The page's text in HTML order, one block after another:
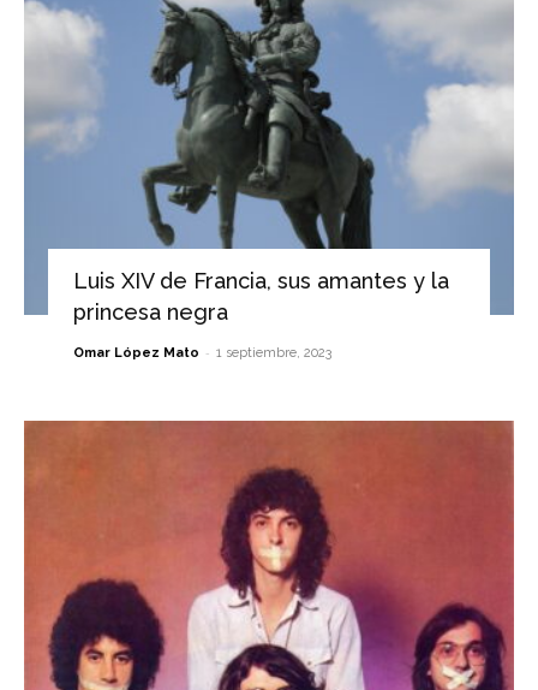
Luis XIV de Francia, sus amantes y la
princesa negra
Omar López Mato - 1 septiembre, 2023